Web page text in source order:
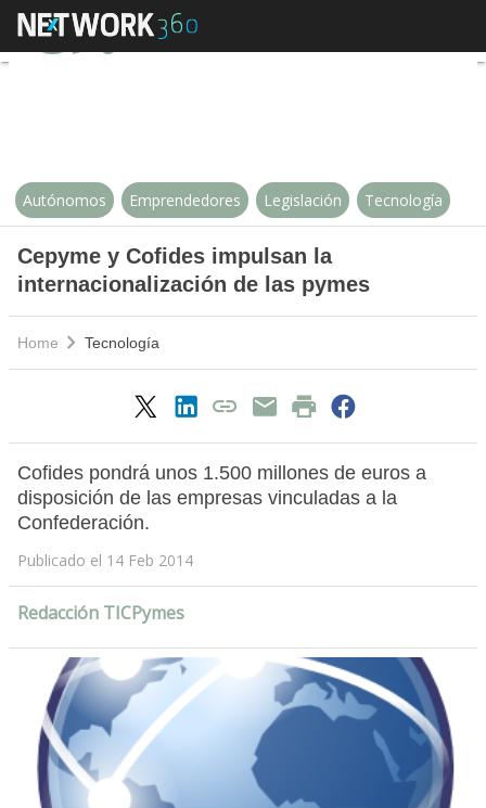
Cepyme y Cofides impulsan la
Autónomos Emprendedores Legislación Tecnología
Cepyme y Cofides impulsan la
internacionalización de las pymes
Home Tecnología
Cofides pondrá unos 1.500 millones de euros a
disposición de las empresas vinculadas a la
Confederación.
Publicado el 14 Feb 2014
Redacción TICPymes